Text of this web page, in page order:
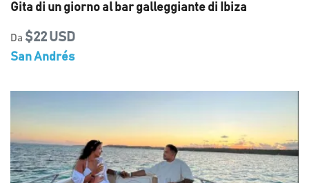
Gita di un giorno al bar galleggiante di Ibiza
Da $22 USD
San Andrés